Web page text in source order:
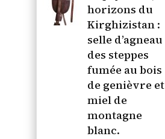
horizons du
Kirghizistan :
selle d’agneau
des steppes
fumée au bois
de genièvre et
miel de
montagne
blanc.